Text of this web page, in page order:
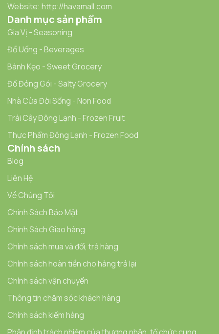
Website: http://havamall.com
Danh mục sản phẩm
Gia Vị - Seasoning
Đồ Uống - Beverages
Bánh Kẹo - Sweet Grocery
Đồ Đóng Gói - Salty Grocery
Nhà Cửa Đời Sống - Non Food
Trái Cây Đông Lạnh - Frozen Fruit
Thực Phẩm Đông Lạnh - Frozen Food
Chính sách
Blog
Liên Hệ
Về Chúng Tôi
Chính Sách Bảo Mật
Chính Sách Giao hàng
Chính sách mua và đổi, trả hàng
Chính sách hoàn tiền cho hàng trả lại
Chính sách vận chuyển
Thông tin chăm sóc khách hàng
Chính sách kiểm hàng